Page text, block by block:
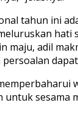
tahun ini
hati
maju, adil
sesama